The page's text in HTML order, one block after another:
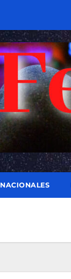
NACIONALES